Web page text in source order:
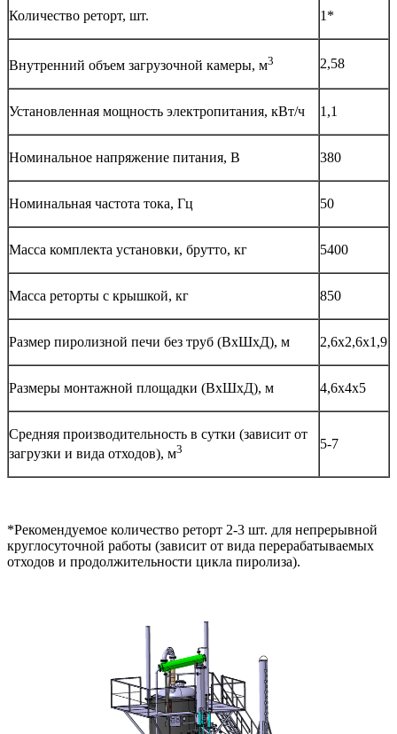
Количество реторт, шт. 1*
Внутренний объем загрузочной камеры, м3 2,58
Установленная мощность электропитания, кВт/ч 1,1
Номинальное напряжение питания, В 380
Номинальная частота тока, Гц 50
Масса комплекта установки, брутто, кг 5400
Масса реторты с крышкой, кг 850
Размер пиролизной печи без труб (ВхШхД), м 2,6х2,6х1,9
Размеры монтажной площадки (ВхШхД), м 4,6х4х5
Средняя производительность в сутки (зависит от
загрузки и вида отходов), м3 5-7
*Рекомендуемое количество реторт 2-3 шт. для непрерывной
круглосуточной работы (зависит от вида перерабатываемых
отходов и продолжительности цикла пиролиза).